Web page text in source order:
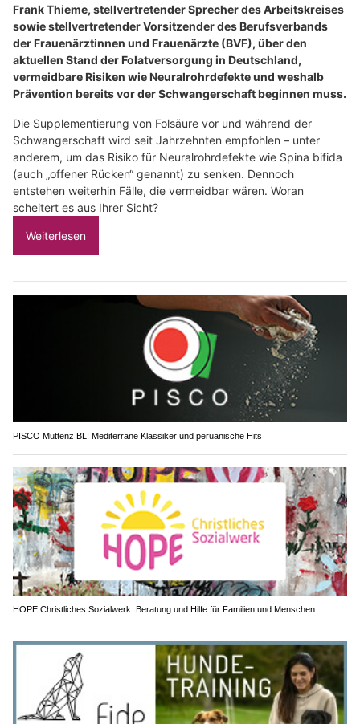
Frank Thieme, stellvertretender Sprecher des Arbeitskreises
sowie stellvertretender Vorsitzender des Berufsverbands
der Frauenärztinnen und Frauenärzte (BVF), über den
aktuellen Stand der Folatversorgung in Deutschland,
vermeidbare Risiken wie Neuralrohrdefekte und weshalb
Prävention bereits vor der Schwangerschaft beginnen muss.
Die Supplementierung von Folsäure vor und während der
Schwangerschaft wird seit Jahrzehnten empfohlen – unter
anderem, um das Risiko für Neuralrohrdefekte wie Spina bifida
(auch „offener Rücken“ genannt) zu senken. Dennoch
entstehen weiterhin Fälle, die vermeidbar wären. Woran
scheitert es aus Ihrer Sicht?
Weiterlesen
PISCO Muttenz BL: Mediterrane Klassiker und peruanische Hits
HOPE Christliches Sozialwerk: Beratung und Hilfe für Familien und Menschen